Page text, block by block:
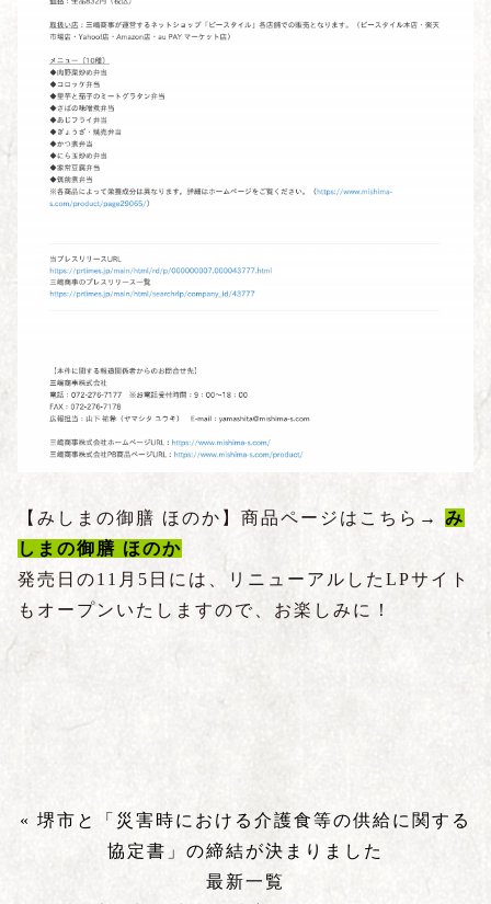
【みしまの御膳 ほのか】商品ページはこちら→
み
しまの御膳 ほのか
発売日の11月5日には、リニューアルしたLPサイト
もオープンいたしますので、お楽しみに！
« 堺市と「災害時における介護食等の供給に関する
協定書」の締結が決まりました
最新一覧